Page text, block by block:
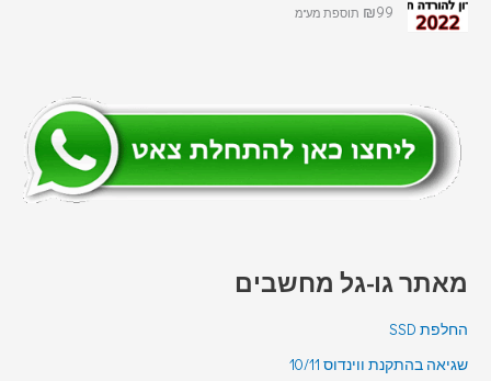
₪99 תוספת מע"מ
מאתר גו-גל מחשבים
החלפת SSD
שגיאה בהתקנת ווינדוס 10/11